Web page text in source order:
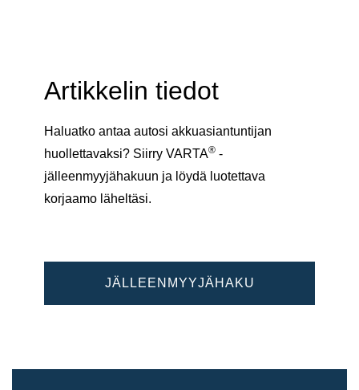
Artikkelin tiedot
Haluatko antaa autosi akkuasiantuntijan
huollettavaksi? Siirry VARTA® -
jälleenmyyjähakuun ja löydä luotettava
korjaamo läheltäsi.
JÄLLEENMYYJÄHAKU